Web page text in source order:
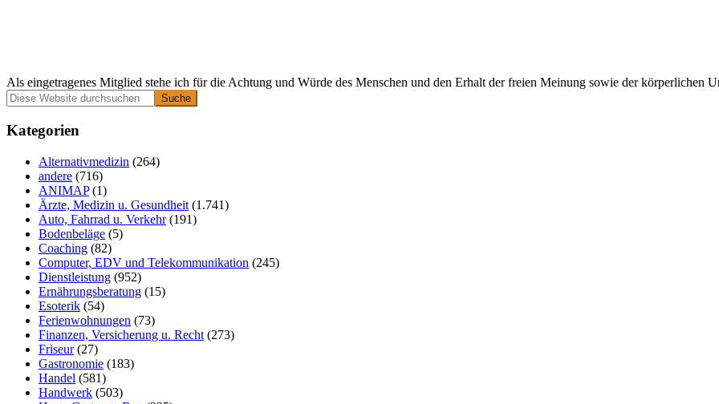
Als eingetragenes Mitglied stehe ich für die Achtung und Würde des Menschen und den Erhalt der freien Meinung sowie der körperlichen
Primäre
Seitenleiste
Diese
Website
durchsuchen
Kategorien
Alternativmedizin (264)
andere (716)
ANIMAP(1)
Ärzte, Medizin u. Gesundheit (1.741)
Auto, Fahrrad u. Verkehr(191)
Bodenbeläge (5)
Coaching (82)
Computer, EDV und Telekommunikation (245)
Dienstleistung (952)
Ernährungsberatung (15)
Esoterik (54)
Ferienwohnungen (73)
Finanzen, Versicherung u. Recht (273)
Friseur(27)
Gastronomie (183)
Handel (581)
Handwerk (503)